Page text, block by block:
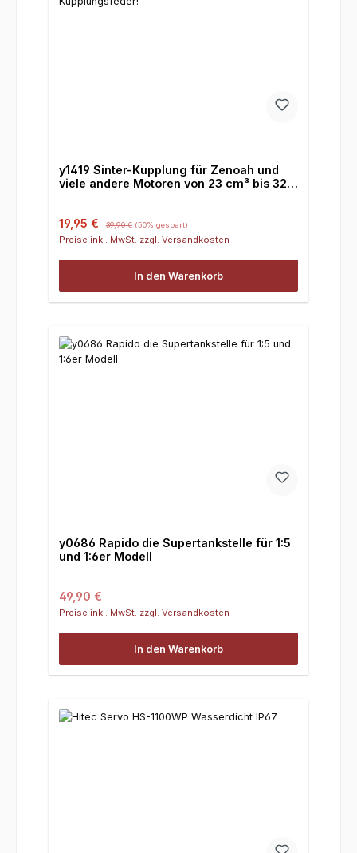
y1419 Sinter-Kupplung für Zenoah und
viele andere Motoren von 23 cm³ bis 32
Verkaufspreis:
19,95 € Regulärer Preis:
39,90 € (50% gespart)
Preise inkl. MwSt. zzgl. Versandkosten
In den Warenkorb
y0686 Rapido die Supertankstelle für 1:5
und 1:6er Modell
Regulärer Preis:
49,90 €
Preise inkl. MwSt. zzgl. Versandkosten
In den Warenkorb